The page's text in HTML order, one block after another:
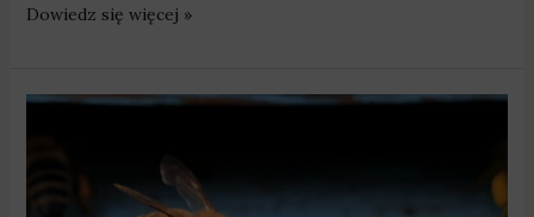
Dowiedz się więcej »
2